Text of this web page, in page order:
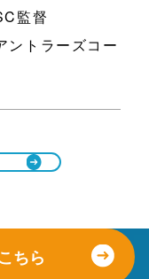
監督
ントラーズコー
ちら